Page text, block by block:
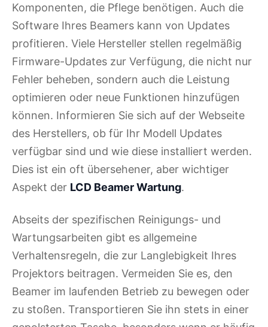
Komponenten, die Pflege benötigen. Auch die
Software Ihres Beamers kann von Updates
profitieren. Viele Hersteller stellen regelmäßig
Firmware-Updates zur Verfügung, die nicht nur
Fehler beheben, sondern auch die Leistung
optimieren oder neue Funktionen hinzufügen
können. Informieren Sie sich auf der Webseite
des Herstellers, ob für Ihr Modell Updates
verfügbar sind und wie diese installiert werden.
Dies ist ein oft übersehener, aber wichtiger
Aspekt der LCD Beamer Wartung.
Abseits der spezifischen Reinigungs- und
Wartungsarbeiten gibt es allgemeine
Verhaltensregeln, die zur Langlebigkeit Ihres
Projektors beitragen. Vermeiden Sie es, den
Beamer im laufenden Betrieb zu bewegen oder
zu stoßen. Transportieren Sie ihn stets in einer